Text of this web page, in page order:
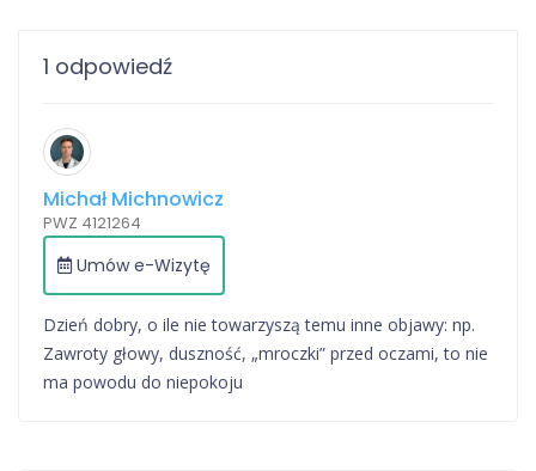
1 odpowiedź
Michał Michnowicz
PWZ 4121264
Umów e-Wizytę
Dzień dobry, o ile nie towarzyszą temu inne objawy: np.
Zawroty głowy, duszność, „mroczki” przed oczami, to nie
ma powodu do niepokoju